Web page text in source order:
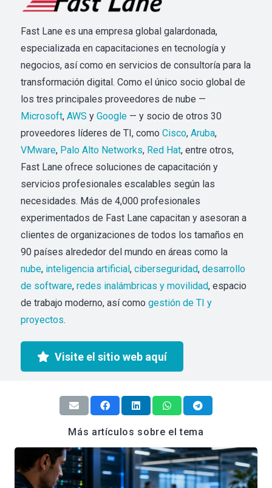
Fast Lane es una empresa global galardonada,
especializada en capacitaciones en tecnología y
negocios, así como en servicios de consultoría para la
transformación digital. Como el único socio global de
los tres principales proveedores de nube —
Microsoft, AWS y Google — y socio de otros 30
proveedores líderes de TI, como Cisco, Aruba,
VMware, Palo Alto Networks, Red Hat, entre otros,
Fast Lane ofrece soluciones de capacitación y
servicios profesionales escalables según las
necesidades. Más de 4,000 profesionales
experimentados de Fast Lane capacitan y asesoran a
clientes de organizaciones de todos los tamaños en
90 países alrededor del mundo en áreas como la
nube, inteligencia artificial , ciberseguridad, desarrollo
de software, redes inalámbricas y movilidad, espacio
de trabajo moderno, así como gestión de TI y
proyectos.
Visite el sitio web aquí
Más artículos sobre el tema